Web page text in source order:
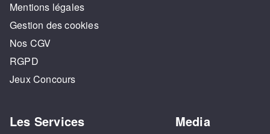
Mentions légales
Gestion des cookies
Nos CGV
RGPD
Jeux Concours
Les Services Media